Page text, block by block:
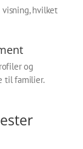
hvilket
og
til familier.